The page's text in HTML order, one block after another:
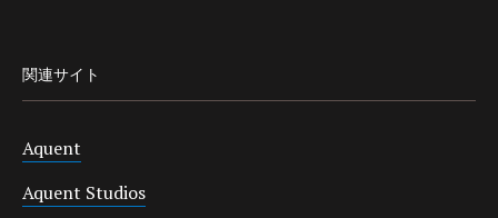
関連サイト
Aquent
Aquent Studios